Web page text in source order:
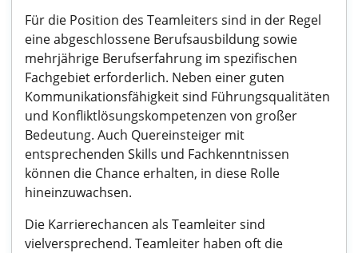
Für die Position des Teamleiters sind in der Regel
eine abgeschlossene Berufsausbildung sowie
mehrjährige Berufserfahrung im spezifischen
Fachgebiet erforderlich. Neben einer guten
Kommunikationsfähigkeit sind Führungsqualitäten
und Konfliktlösungskompetenzen von großer
Bedeutung. Auch Quereinsteiger mit
entsprechenden Skills und Fachkenntnissen
können die Chance erhalten, in diese Rolle
hineinzuwachsen.
Die Karrierechancen als Teamleiter sind
vielversprechend. Teamleiter haben oft die